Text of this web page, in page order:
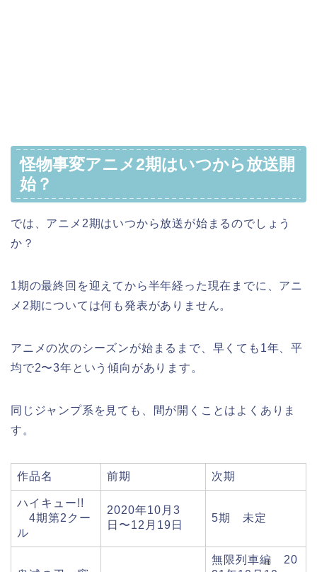
怪物事変アニメ2期はいつから放送開
始？
では、アニメ2期はいつから放送が始まるのでしょう
か？
1期の最終回を迎えてから半年経った現在までに、アニ
メ2期については何も発表がありません。
アニメの次のシーズンが始まるまで、早くても1年、平
均で2〜3年という傾向があります。
同じジャンプ系を見ても、間が開くことはよくありま
す。
作品名 前期 次期
ハイキュー!!
4期第2クー
ル
2020年10月3
日〜12月19日
5期 未定
無限列車編 20